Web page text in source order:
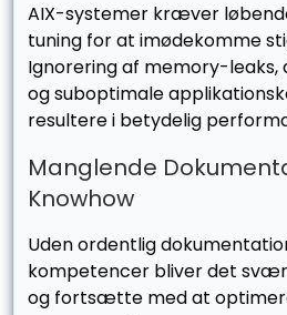
AIX-systemer kræver
tuning for at imødekomme
Ignorering af memory-
og suboptimale
resultere i betydelig
Manglende
Knowhow
Uden ordentlig
kompetencer bliver det
og fortsætte med at